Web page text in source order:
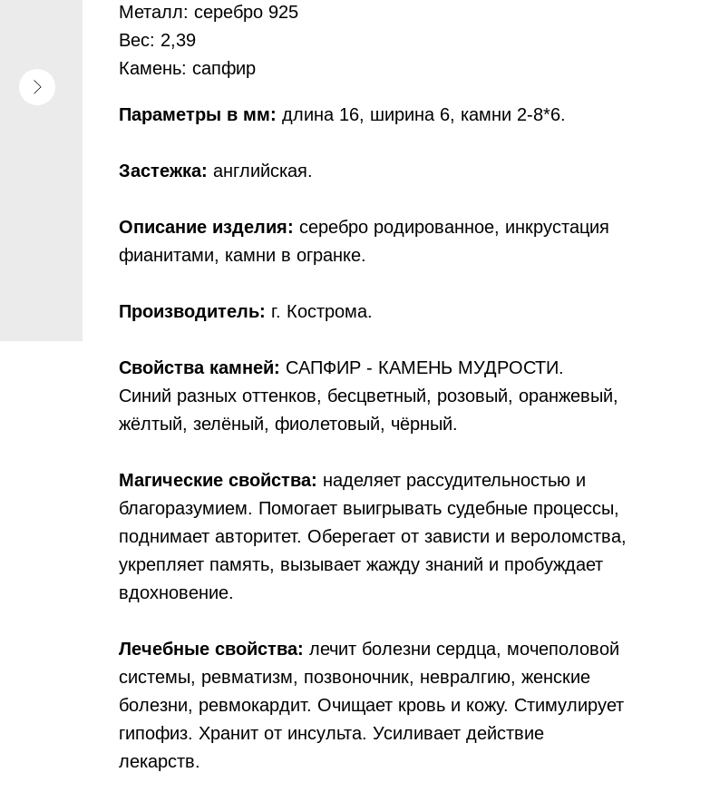
Параметры в мм: длина 16, ширина 6, камни 2-8*6.
Застежка: английская.
Описание изделия: серебро родированное, инкрустация
фианитами, камни в огранке.
Производитель: г. Кострома.
Свойства камней: САПФИР - КАМЕНЬ МУДРОСТИ.
Синий разных оттенков, бесцветный, розовый, оранжевый,
жёлтый, зелёный, фиолетовый, чёрный.
Магические свойства: наделяет рассудительностью и
благоразумием. Помогает выигрывать судебные процессы,
поднимает авторитет. Оберегает от зависти и вероломства,
укрепляет память, вызывает жажду знаний и пробуждает
вдохновение.
Лечебные свойства: лечит болезни сердца, мочеполовой
системы, ревматизм, позвоночник, невралгию, женские
болезни, ревмокардит. Очищает кровь и кожу. Стимулирует
гипофиз. Хранит от инсульта. Усиливает действие
лекарств.
Металл: серебро 925
Вес: 2,39
Камень: сапфир